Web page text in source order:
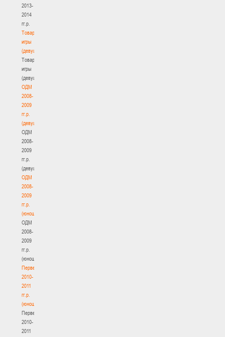
2013-
2014
гг.р.
Товарищеские
игры
(девушки)
Товарищеские
игры
(девушки)
ОДМ
2008-
2009
гг.р.
(девушки)
ОДМ
2008-
2009
гг.р.
(девушки)
ОДМ
2008-
2009
гг.р.
(юноши)
ОДМ
2008-
2009
гг.р.
(юноши)
Первенство
2010-
2011
гг.р.
(юноши)
Первенство
2010-
2011